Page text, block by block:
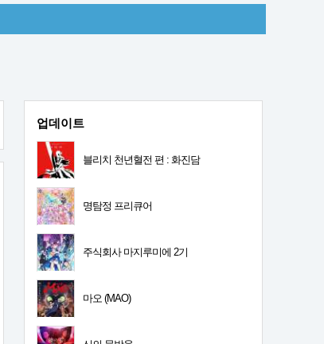
업데이트
블리치 천년혈전 편 : 화진담
명탐정 프리큐어
주식회사 마지루미에 2기
마오 (MAO)